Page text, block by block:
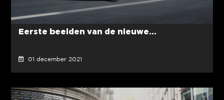
Eerste beelden van de nieuwe...
01 december 2021